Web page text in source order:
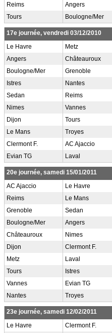
Reims Angers
Tours Boulogne/Mer
17e journée, vendredi 03/12/2010
Le Havre
Metz
Angers Châteauroux
Boulogne/Mer Grenoble
Istres Nantes
Sedan Reims
Nimes Vannes
Dijon Tours
Le Mans Troyes
Clermont F. AC Ajaccio
Evian TG Laval
20e journée, samedi 15/01/2011
AC Ajaccio
Le Havre
Reims Le Mans
Grenoble Sedan
Boulogne/Mer Angers
Châteauroux Nimes
Dijon Clermont F.
Metz Laval
Tours Istres
Vannes Evian TG
Nantes Troyes
23e journée, samedi 12/02/2011
Le Havre
Clermont F.